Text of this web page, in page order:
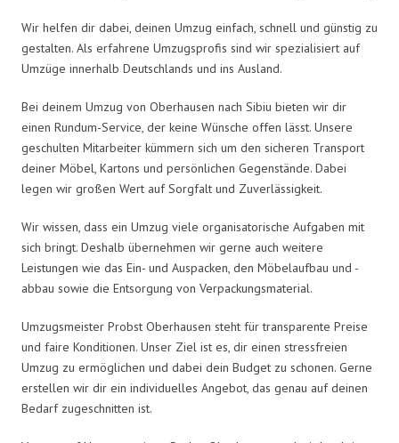
Wir helfen dir dabei, deinen Umzug einfach, schnell und günstig zu
gestalten. Als erfahrene Umzugsprofis sind wir spezialisiert auf
Umzüge innerhalb Deutschlands und ins Ausland.
Bei deinem Umzug von Oberhausen nach Sibiu bieten wir dir
einen Rundum-Service, der keine Wünsche offen lässt. Unsere
geschulten Mitarbeiter kümmern sich um den sicheren Transport
deiner Möbel, Kartons und persönlichen Gegenstände. Dabei
legen wir großen Wert auf Sorgfalt und Zuverlässigkeit.
Wir wissen, dass ein Umzug viele organisatorische Aufgaben mit
sich bringt. Deshalb übernehmen wir gerne auch weitere
Leistungen wie das Ein- und Auspacken, den Möbelaufbau und -
abbau sowie die Entsorgung von Verpackungsmaterial.
Umzugsmeister Probst Oberhausen steht für transparente Preise
und faire Konditionen. Unser Ziel ist es, dir einen stressfreien
Umzug zu ermöglichen und dabei dein Budget zu schonen. Gerne
erstellen wir dir ein individuelles Angebot, das genau auf deinen
Bedarf zugeschnitten ist.